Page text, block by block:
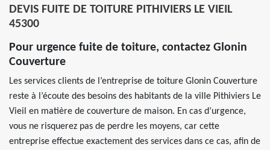
DEVIS FUITE DE TOITURE PITHIVIERS LE VIEIL
45300
Pour urgence fuite de toiture, contactez Glonin
Couverture
Les services clients de l’entreprise de toiture Glonin Couverture
reste à l’écoute des besoins des habitants de la ville Pithiviers Le
Vieil en matière de couverture de maison. En cas d’urgence,
vous ne risquerez pas de perdre les moyens, car cette
entreprise effectue exactement des services dans ce cas, afin de